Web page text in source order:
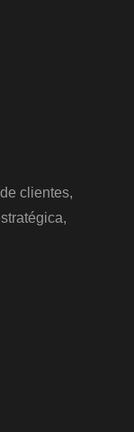
clientes,